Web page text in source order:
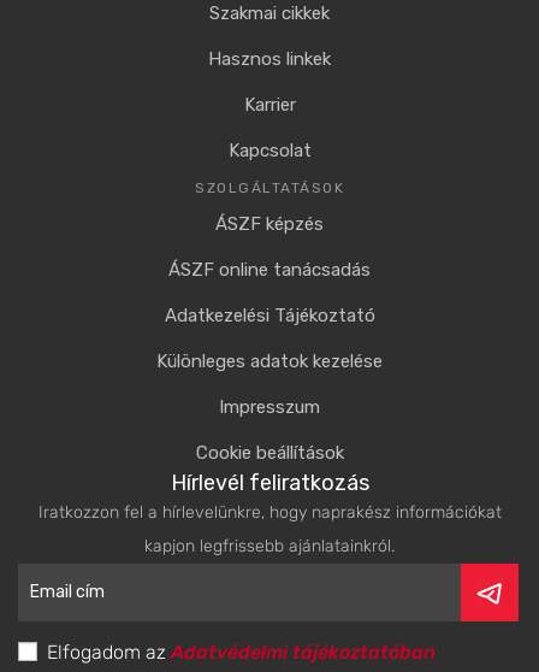
Szakmai cikkek
Hasznos linkek
Karrier
Kapcsolat
SZOLGÁLTATÁSOK
ÁSZF képzés
ÁSZF online tanácsadás
Adatkezelési Tájékoztató
Különleges adatok kezelése
Impresszum
Cookie beállítások
Hírlevél feliratkozás
Iratkozzon fel a hírlevelünkre, hogy naprakész információkat
kapjon legfrissebb ajánlatainkról.
Elfogadom azAdatvédelmi tájékoztatóban